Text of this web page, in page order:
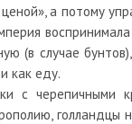
а потому
(в случае
как еду.
с черепичными
голландцы